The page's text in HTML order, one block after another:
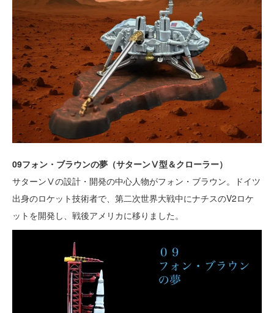
09フォン・ブラウンの夢（サターンⅤ型＆クローラー）
サターンⅤの設計・開発の中心人物がフォン・ブラウン。ドイツ
出身のロケット技術者で、第二次世界大戦中にナチスのV2ロケ
ットを開発し、戦後アメリカに移りました。